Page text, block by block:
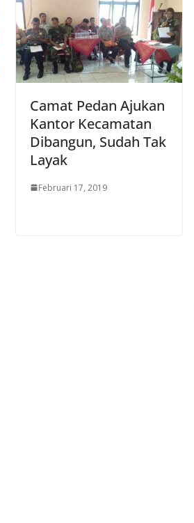
Camat Pedan Ajukan
Kantor Kecamatan
Dibangun, Sudah Tak
Layak
Februari 17, 2019